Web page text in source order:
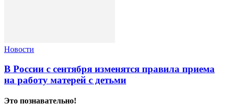
Новости
В России с сентября изменятся правила приема
на работу матерей с детьми
Это познавательно!